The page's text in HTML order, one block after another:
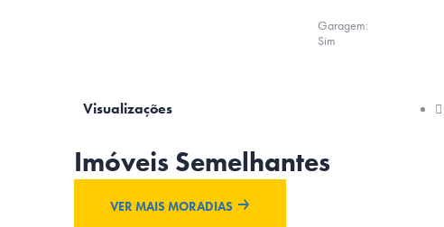
Garagem:
Sim
Visualizações
Imóveis Semelhantes
VER MAIS MORADIAS